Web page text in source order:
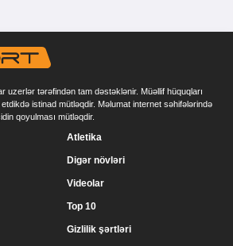
uzerlər tərəfindən tam dəstəklənir. Müəllif hüquqları
istinad mütləqdir. Məlumat internet səhifələrində
qoyulması mütləqdir.
Atletika
Digər növləri
Videolar
Top 10
Gizlilik şərtləri